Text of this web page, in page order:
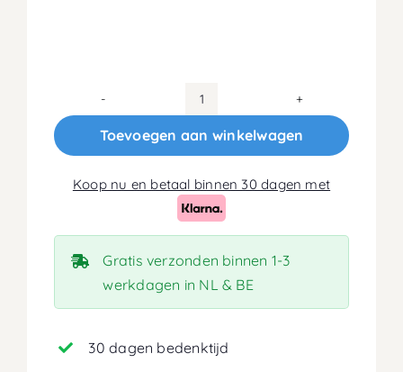
100x200
Koudschuim
14cm
aantal
Toevoegen aan winkelwagen
Koop nu en betaal binnen 30 dagen met
Gratis verzonden binnen 1-3
werkdagen in NL & BE
30 dagen bedenktijd